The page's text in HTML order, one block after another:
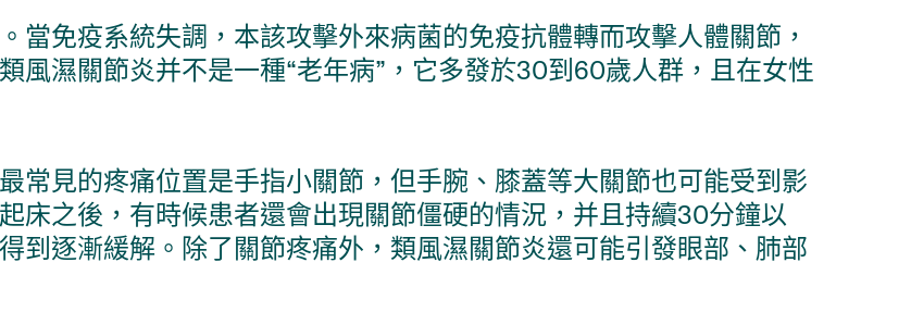
當免疫系統失調，本該攻擊外來病菌的免疫抗體轉而攻擊人體關節，
風濕關節炎并不是一種“老年病”，它多發於30到60歲人群，且在女性
常見的疼痛位置是手指小關節，但手腕、膝蓋等大關節也可能受到影
床之後，有時候患者還會出現關節僵硬的情況，并且持續30分鐘以
到逐漸緩解。除了關節疼痛外，類風濕關節炎還可能引發眼部、肺部